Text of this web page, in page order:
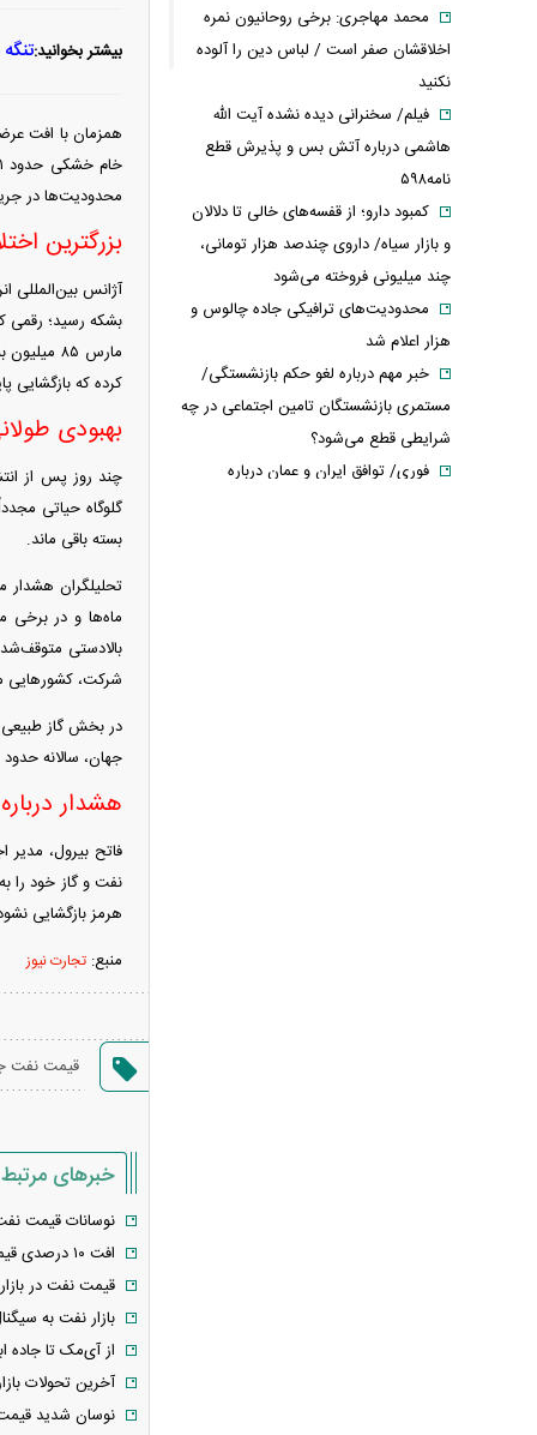
بیشتر بخوانید:
همزمان با افت
محدودیت‌ها در
بزرگترین
بشکه رسید؛ رقمی
کرده که بازگشایی
بهبودی
چند روز پس از
بسته باقی ماند.
تحلیلگران
بالادستی
شرکت، کشور‌هایی مانند
جهان، سالانه حدود ۲۰ میلیارد دلار از درآمد این کشور را کاهش می‌دهد و تعمیرات آن تا پنج سال طول خواهد کشید.
هشدار
فاتح بیرول، مدیر
نفت و گاز خود را
هرمز بازگشایی
منبع: تجارت نیوز
قیمت نفت
خبرهای مرتبط
نوسانات قیمت نفت تا ۲ سال آینده
افت ۱۰ درصدی قیمت نفت پس از تحولات در تنگه هرمز
قیمت نفت در
بازار نفت به
از آی‌مک تا جاده
آخرین تحولات بازار
نوسان شدید قیمت نفت
محمد مهاجری: برخی روحانیون نمره
اخلاقشان صفر است / لباس دین را آلوده
نکنید
فیلم/ سخنرانی دیده نشده آیت الله
هاشمی درباره آتش بس و پذیرش قطع
نامه۵۹۸
کمبود دارو؛ از قفسه‌های خالی تا دلالان
و بازار سیاه/ داروی چندصد هزار تومانی،
چند میلیونی فروخته می‌شود
محدودیت‌های ترافیکی جاده چالوس و
هزار اعلام شد
خبر مهم درباره لغو حکم بازنشستگی/
مستمری بازنشستگان تامین اجتماعی در چه
شرایطی قطع می‌شود؟
فوری/ توافق ایران و عمان درباره